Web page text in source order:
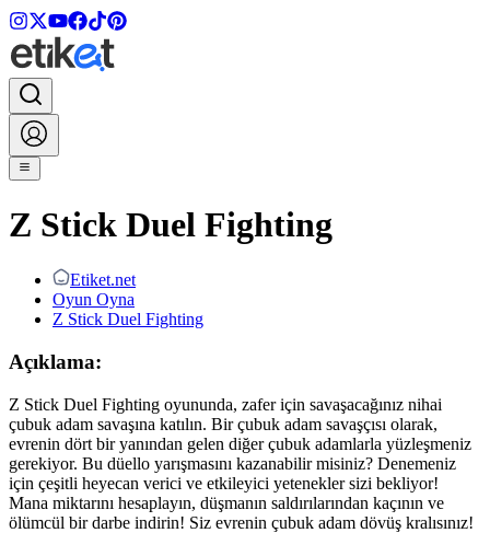
Z Stick Duel Fighting
Etiket.net
Oyun Oyna
Z Stick Duel Fighting
Açıklama:
Z Stick Duel Fighting oyununda, zafer için savaşacağınız nihai
çubuk adam savaşına katılın. Bir çubuk adam savaşçısı olarak,
evrenin dört bir yanından gelen diğer çubuk adamlarla yüzleşmeniz
gerekiyor. Bu düello yarışmasını kazanabilir misiniz? Denemeniz
için çeşitli heyecan verici ve etkileyici yetenekler sizi bekliyor!
Mana miktarını hesaplayın, düşmanın saldırılarından kaçının ve
ölümcül bir darbe indirin! Siz evrenin çubuk adam dövüş kralısınız!